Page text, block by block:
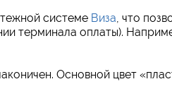
системе Виза, что
терминала оплаты).
Основной цвет